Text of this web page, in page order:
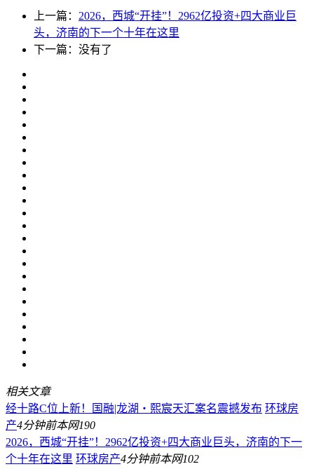
上一篇： 2026，西城“开挂”！2962亿投资+四大商业巨
头，济南的下一个十年在这里
下一篇：没有了
相关文章
经十路C位上新！国融|龙湖・熙宸天汇案名震撼发布 环球房
产4分钟前本网190
2026，西城“开挂”！2962亿投资+四大商业巨头，济南的下一
个十年在这里 环球房产4分钟前本网102